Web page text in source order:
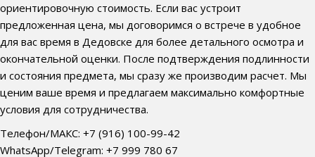
ориентировочную стоимость. Если вас устроит
предложенная цена, мы договоримся о встрече в удобное
для вас время в Дедовске для более детального осмотра и
окончательной оценки. После подтверждения подлинности
и состояния предмета, мы сразу же производим расчет. Мы
ценим ваше время и предлагаем максимально комфортные
условия для сотрудничества.
Телефон/МАКС: +7 (916) 100-99-42
WhatsApp/Telegram: +7 999 780 67